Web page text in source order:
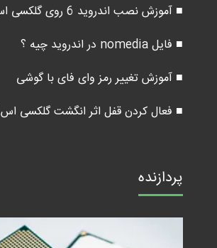
■ آموزش نصب اندروید 6 روی گلکسی اس 5
■ فایل nomedia در اندروید چیه ؟
■ آموزش تغییر رمز وای فای با گوشی
■ فعال کردن قفل اثر انگشت گلکسی اس 7
پردازنده